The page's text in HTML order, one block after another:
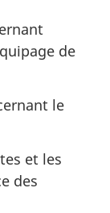
de
le
et les
des